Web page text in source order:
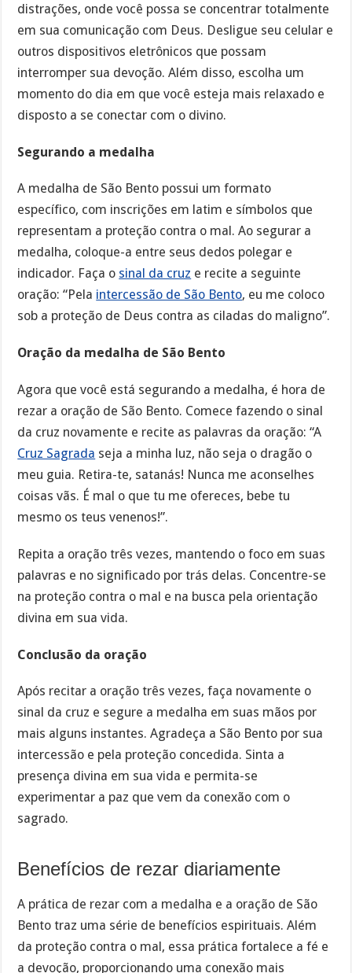
distrações, onde você possa se concentrar totalmente
em sua comunicação com Deus. Desligue seu celular e
outros dispositivos eletrônicos que possam
interromper sua devoção. Além disso, escolha um
momento do dia em que você esteja mais relaxado e
disposto a se conectar com o divino.
Segurando a medalha
A medalha de São Bento possui um formato
específico, com inscrições em latim e símbolos que
representam a proteção contra o mal. Ao segurar a
medalha, coloque-a entre seus dedos polegar e
indicador. Faça o sinal da cruz e recite a seguinte
oração: “Pela intercessão de São Bento, eu me coloco
sob a proteção de Deus contra as ciladas do maligno”.
Oração da medalha de São Bento
Agora que você está segurando a medalha, é hora de
rezar a oração de São Bento. Comece fazendo o sinal
da cruz novamente e recite as palavras da oração: “A
Cruz Sagrada seja a minha luz, não seja o dragão o
meu guia. Retira-te, satanás! Nunca me aconselhes
coisas vãs. É mal o que tu me ofereces, bebe tu
mesmo os teus venenos!”.
Repita a oração três vezes, mantendo o foco em suas
palavras e no significado por trás delas. Concentre-se
na proteção contra o mal e na busca pela orientação
divina em sua vida.
Conclusão da oração
Após recitar a oração três vezes, faça novamente o
sinal da cruz e segure a medalha em suas mãos por
mais alguns instantes. Agradeça a São Bento por sua
intercessão e pela proteção concedida. Sinta a
presença divina em sua vida e permita-se
experimentar a paz que vem da conexão com o
sagrado.
Benefícios de rezar diariamente
A prática de rezar com a medalha e a oração de São
Bento traz uma série de benefícios espirituais. Além
da proteção contra o mal, essa prática fortalece a fé e
a devoção, proporcionando uma conexão mais